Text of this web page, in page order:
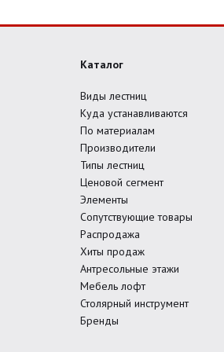
Каталог
Виды лестниц
Куда устанавливаются
По материалам
Производители
Типы лестниц
Ценовой сегмент
Элементы
Сопутствующие товары
Распродажа
Хиты продаж
Антресольные этажи
Мебель лофт
Столярный инструмент
Бренды